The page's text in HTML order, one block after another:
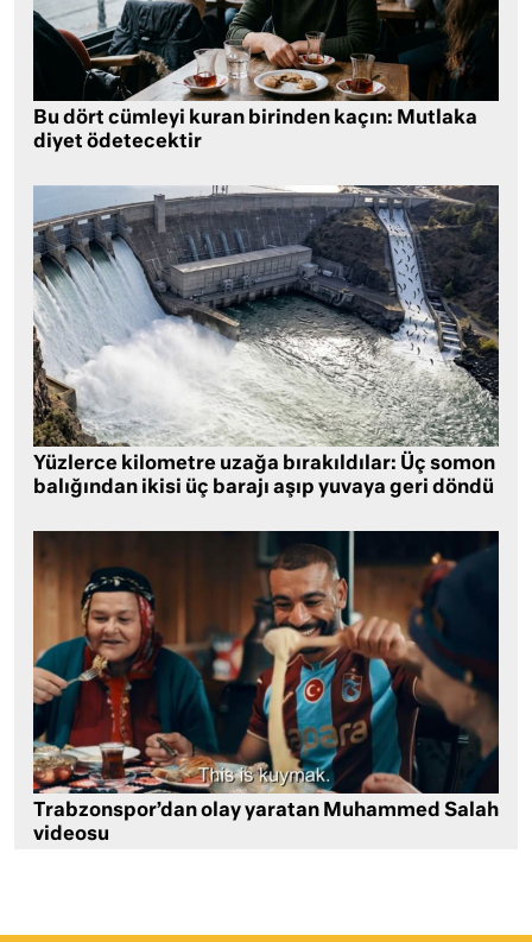
Bu dört cümleyi kuran birinden kaçın: Mutlaka
diyet ödetecektir
Yüzlerce kilometre uzağa bırakıldılar: Üç somon
balığından ikisi üç barajı aşıp yuvaya geri döndü
Trabzonspor’dan olay yaratan Muhammed Salah
videosu